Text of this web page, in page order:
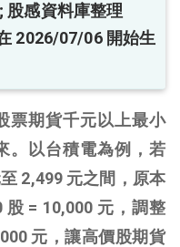
; 股感資料庫整理
2026/07/06 開始生
票期貨千元以上最小
。以台積電為例，若
2,499 元之間，原本
= 10,000 元，調整
元，讓高價股期貨